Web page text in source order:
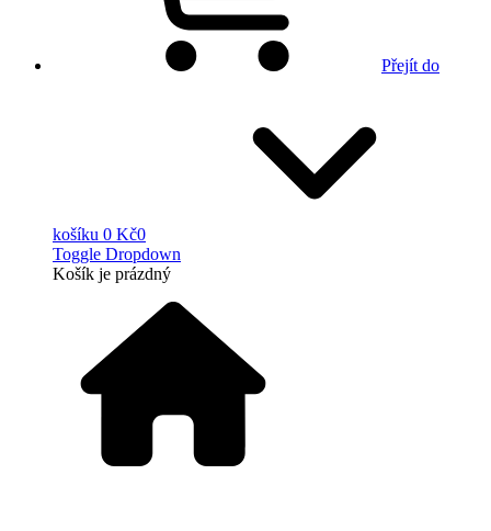
Přejít do
košíku 0 Kč0
Toggle Dropdown
Košík je prázdný